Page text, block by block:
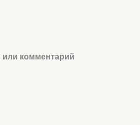
комментарий